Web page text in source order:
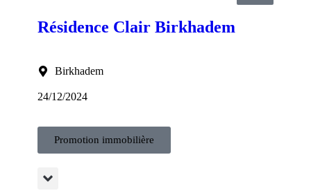
Résidence Clair Birkhadem
Birkhadem
24/12/2024
Promotion immobilière